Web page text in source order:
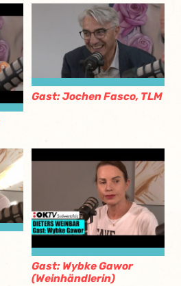
Gast: Jochen Fasco, TLM
Gast: Wybke Gawor
(Weinhändlerin)